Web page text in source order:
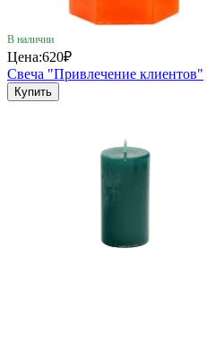
В наличии
Цена:620₽
Свеча "Привлечение клиентов"
Купить